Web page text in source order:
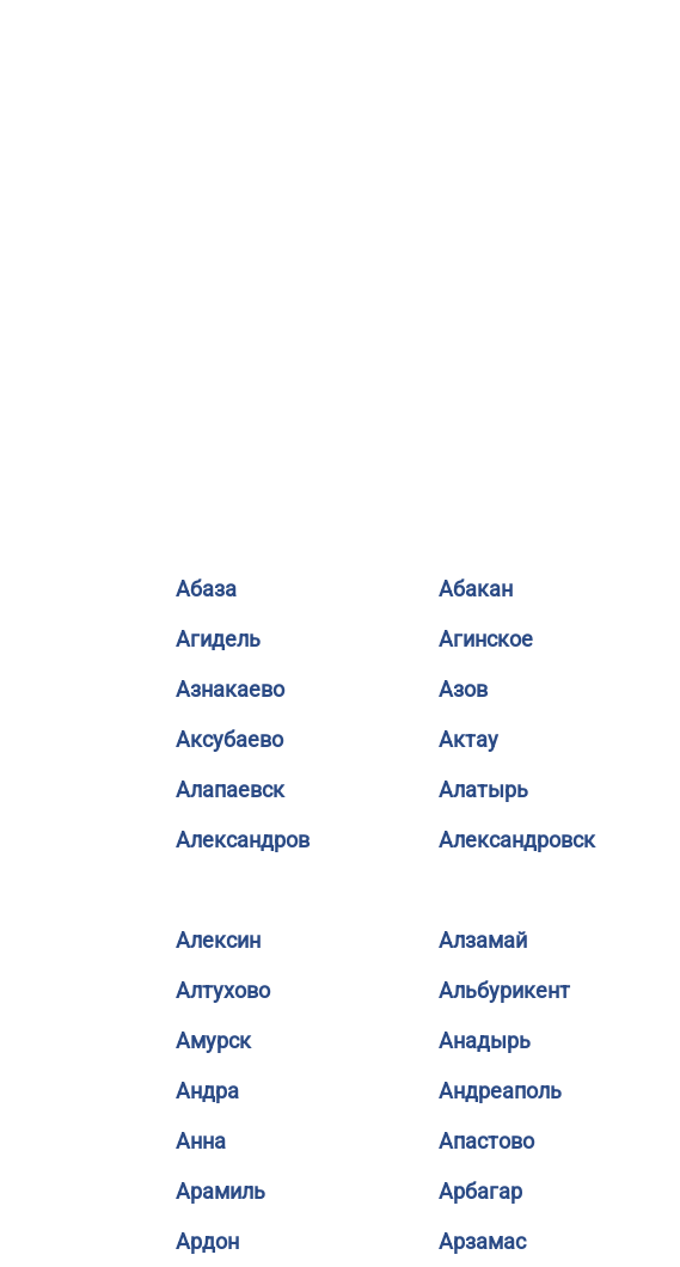
Абаза Абакан
Агидель
Агинское
Азнакаево
Азов
Аксубаево
Актау
Алапаевск
Алатырь
Александров
Александровск
Алексин
Алзамай
Алтухово
Альбурикент
Амурск
Анадырь
Андра
Андреаполь
Анна
Апастово
Арамиль
Арбагар
Ардон
Арзамас